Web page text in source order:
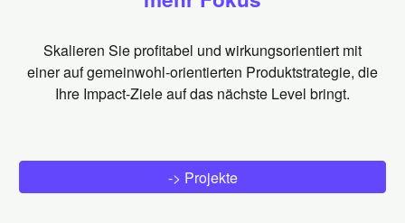
Skalieren Sie profitabel und wirkungsorientiert mit
einer auf gemeinwohl-orientierten Produktstrategie, die
Ihre Impact-Ziele auf das nächste Level bringt.
-> Projekte